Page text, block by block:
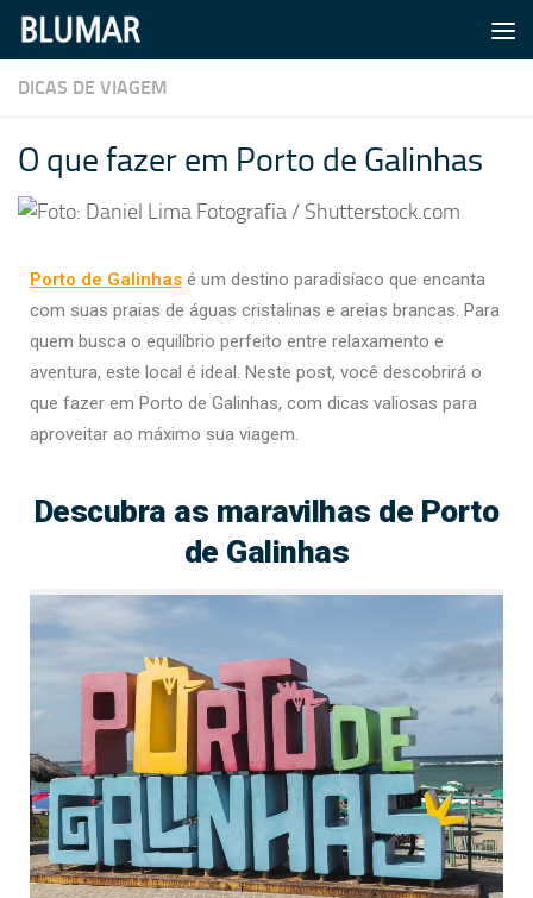
Skip to content
DICAS DE VIAGEM
O que fazer em Porto de Galinhas
Porto de Galinhas é um destino paradisíaco que encanta
com suas praias de águas cristalinas e areias brancas. Para
quem busca o equilíbrio perfeito entre relaxamento e
aventura, este local é ideal. Neste post, você descobrirá o
que fazer em Porto de Galinhas, com dicas valiosas para
aproveitar ao máximo sua viagem.
Descubra as maravilhas de Porto
de Galinhas